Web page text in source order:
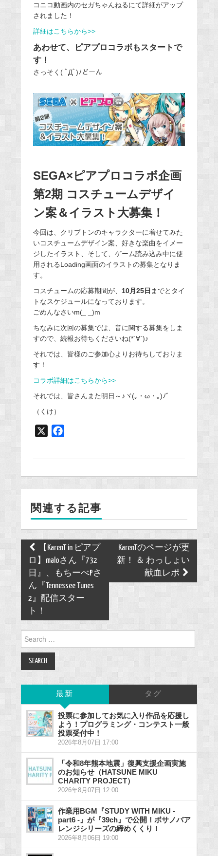
コニコ動画内のセガちゃんねるにて詳細がアップ
されました！
詳細はこちらから>>
あわせて、ピアプロコラボもスタートで
す！
さっそく( ﾟДﾟ)ﾉどーん
SEGA×ピアプロコラボ企画
第2期 コスチュームデザイ
ン案＆イラスト大募集！
今回は、クリプトンのキャラクターに着せてみた
いコスチュームデザイン案、好きな楽曲をイメー
ジしたイラスト、そして、ゲーム読み込み中に使
用されるLoading画面のイラストの募集となりま
す。
コスチュームの応募期間が、 10月25日 までとタイ
トなスケジュールになっております。
ごめんなさいm(_ _)m
ちなみに次回の募集では、音に関する募集をしま
すので、続報お待ちくださいね(*´∀`)♪
それでは、皆様のご参加心よりお待ちしておりま
す！
コラボ詳細はこちらから>>
それでは、皆さんまた明日～♪ヾ(｡・ω・｡)ﾉﾞ
（くけ）
o
k
関連する記事
Post
navigation
【KarenT in ピアプ
ロ】maloさん『732
日』、もちーべPさ
ん『Tennessee Tunes
2』配信スター
ト！
KarenTのページが更
新！ ＆ わっしょい
献血レポ
for:
最新 タグ
投票に参加してお気に入り作品を応援し
よう！プログラミング・コンテスト一般
投票受付中！
2026年8月07日 17:00
「令和8年熊本地震」復興支援企画実施
のお知らせ（HATSUNE MIKU
CHARITY PROJECT）
2026年8月07日 12:00
作業用BGM『STUDY WITH MIKU -
part6 -』が『39ch』で公開！ボサノバア
レンジシリーズの締めくくり！
2026年8月06日 19:00